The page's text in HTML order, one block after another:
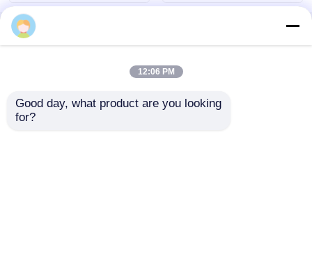
유압 브레이커 피스톤
사이트맵
Privacy Policy
품질수력 쇄암선중국 공장.Copyright © 2026
12:06 PM
Good day, what product are you looking
for?